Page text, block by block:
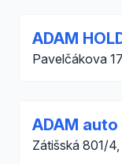
ADAM
Pavelčákova
ADAM
Zátišská 801/